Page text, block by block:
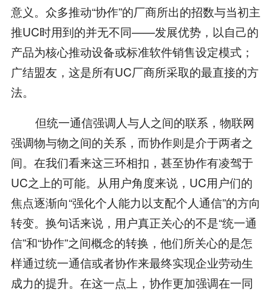
意义。众多推动“协作”的厂商所出的招数与当初主
推UC时用到的并无不同——发展优势，以自己的
产品为核心推动设备或标准软件销售设定模式；
广结盟友，这是所有UC厂商所采取的最直接的方
法。
但统一通信强调人与人之间的联系，物联网
强调物与物之间的关系，而协作则是介于两者之
间。在我们看来这三环相扣，甚至协作有凌驾于
UC之上的可能。从用户角度来说，UC用户们的
焦点逐渐向“强化个人能力以支配个人通信”的方向
转变。换句话来说，用户真正关心的不是“统一通
信”和“协作”之间概念的转换，他们所关心的是怎
样通过统一通信或者协作来最终实现企业劳动生
成力的提升。在这一点上，协作更加强调在一同